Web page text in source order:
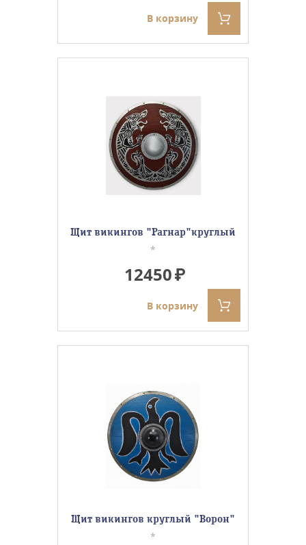
В корзину
Щит викингов "Рагнар"круглый
*
12450
В корзину
Щит викингов круглый "Ворон"
*